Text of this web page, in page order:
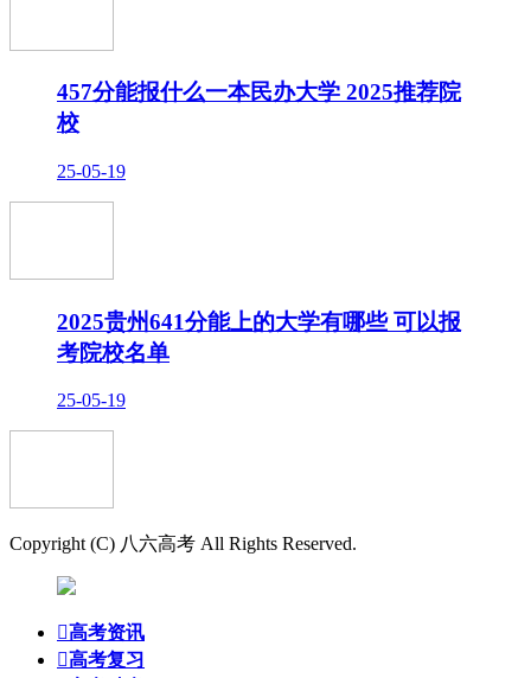
457分能报什么一本民办大学 2025推荐院
校
25-05-19
2025贵州641分能上的大学有哪些 可以报
考院校名单
25-05-19
Copyright (C) 八六高考 All Rights Reserved.
高考资讯
高考复习